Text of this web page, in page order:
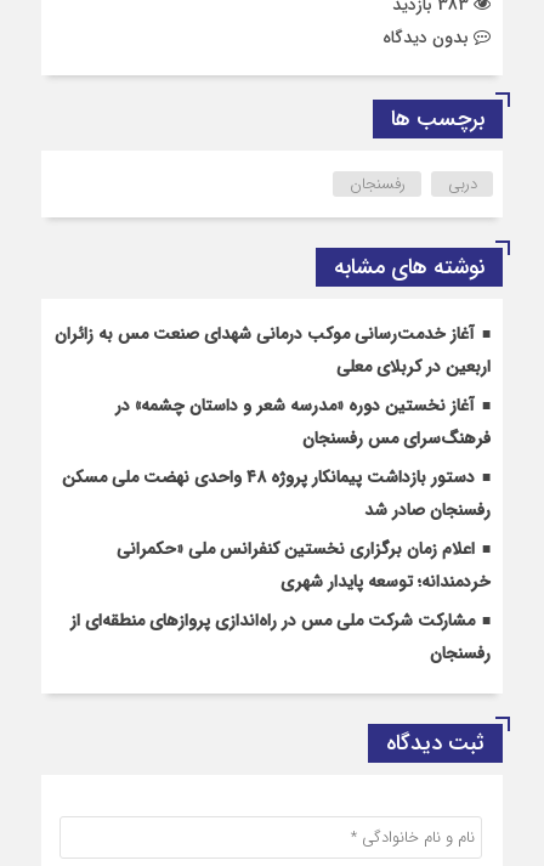
بدون دیدگاه
برچسب ها
دربی رفسنجان
نوشته های مشابه
آغاز خدمت‌رسانی موکب درمانی شهدای صنعت مس به زائران
اربعین در کربلای معلی
آغاز نخستین دوره «مدرسه شعر و داستان چشمه» در
فرهنگ‌سرای مس رفسنجان
دستور بازداشت پیمانکار پروژه ۴۸ واحدی نهضت ملی مسکن
رفسنجان صادر شد
اعلام زمان برگزاری نخستین کنفرانس ملی «حکمرانی
خردمندانه؛ توسعه پایدار شهری
مشارکت شرکت ملی مس در راه‌اندازی پروازهای منطقه‌ای از
رفسنجان
ثبت دیدگاه